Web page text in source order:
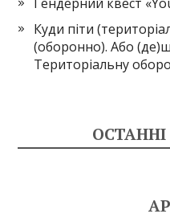
Куди піти
(оборонно). Або
Територіальну